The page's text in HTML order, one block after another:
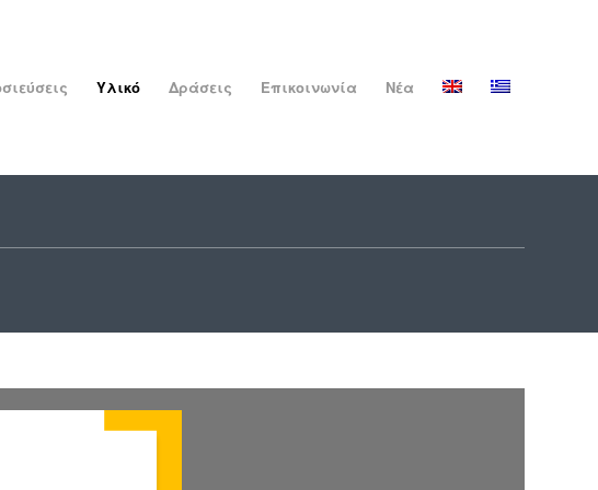
Υλικό Δράσεις Επικοινωνία Νέα